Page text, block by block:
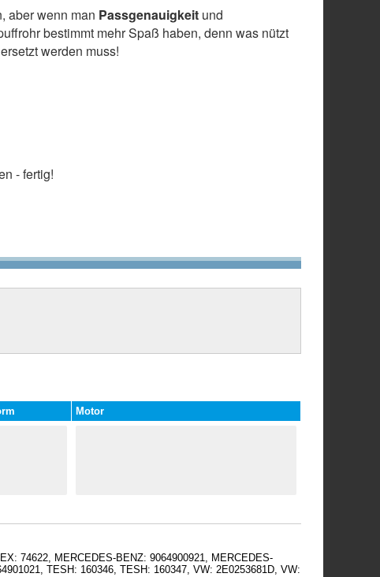
aber wenn man Passgenauigkeit und
bestimmt mehr Spaß haben, denn was nützt
werden muss!
- fertig!
Motor
74622, MERCEDES-BENZ: 9064900921, MERCEDES-
TESH: 160346, TESH: 160347, VW: 2E0253681D, VW: